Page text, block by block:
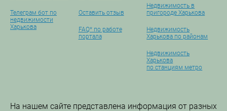
Телеграм бот по
недвижимости
Харькова
Оставить отзыв
FAQ* по работе
портала
Недвижимость в
пригороде Харькова
Недвижимость
Харькова по районам
Недвижимость
Харькова
по станциям метро
На нашем сайте представлена информация от разных